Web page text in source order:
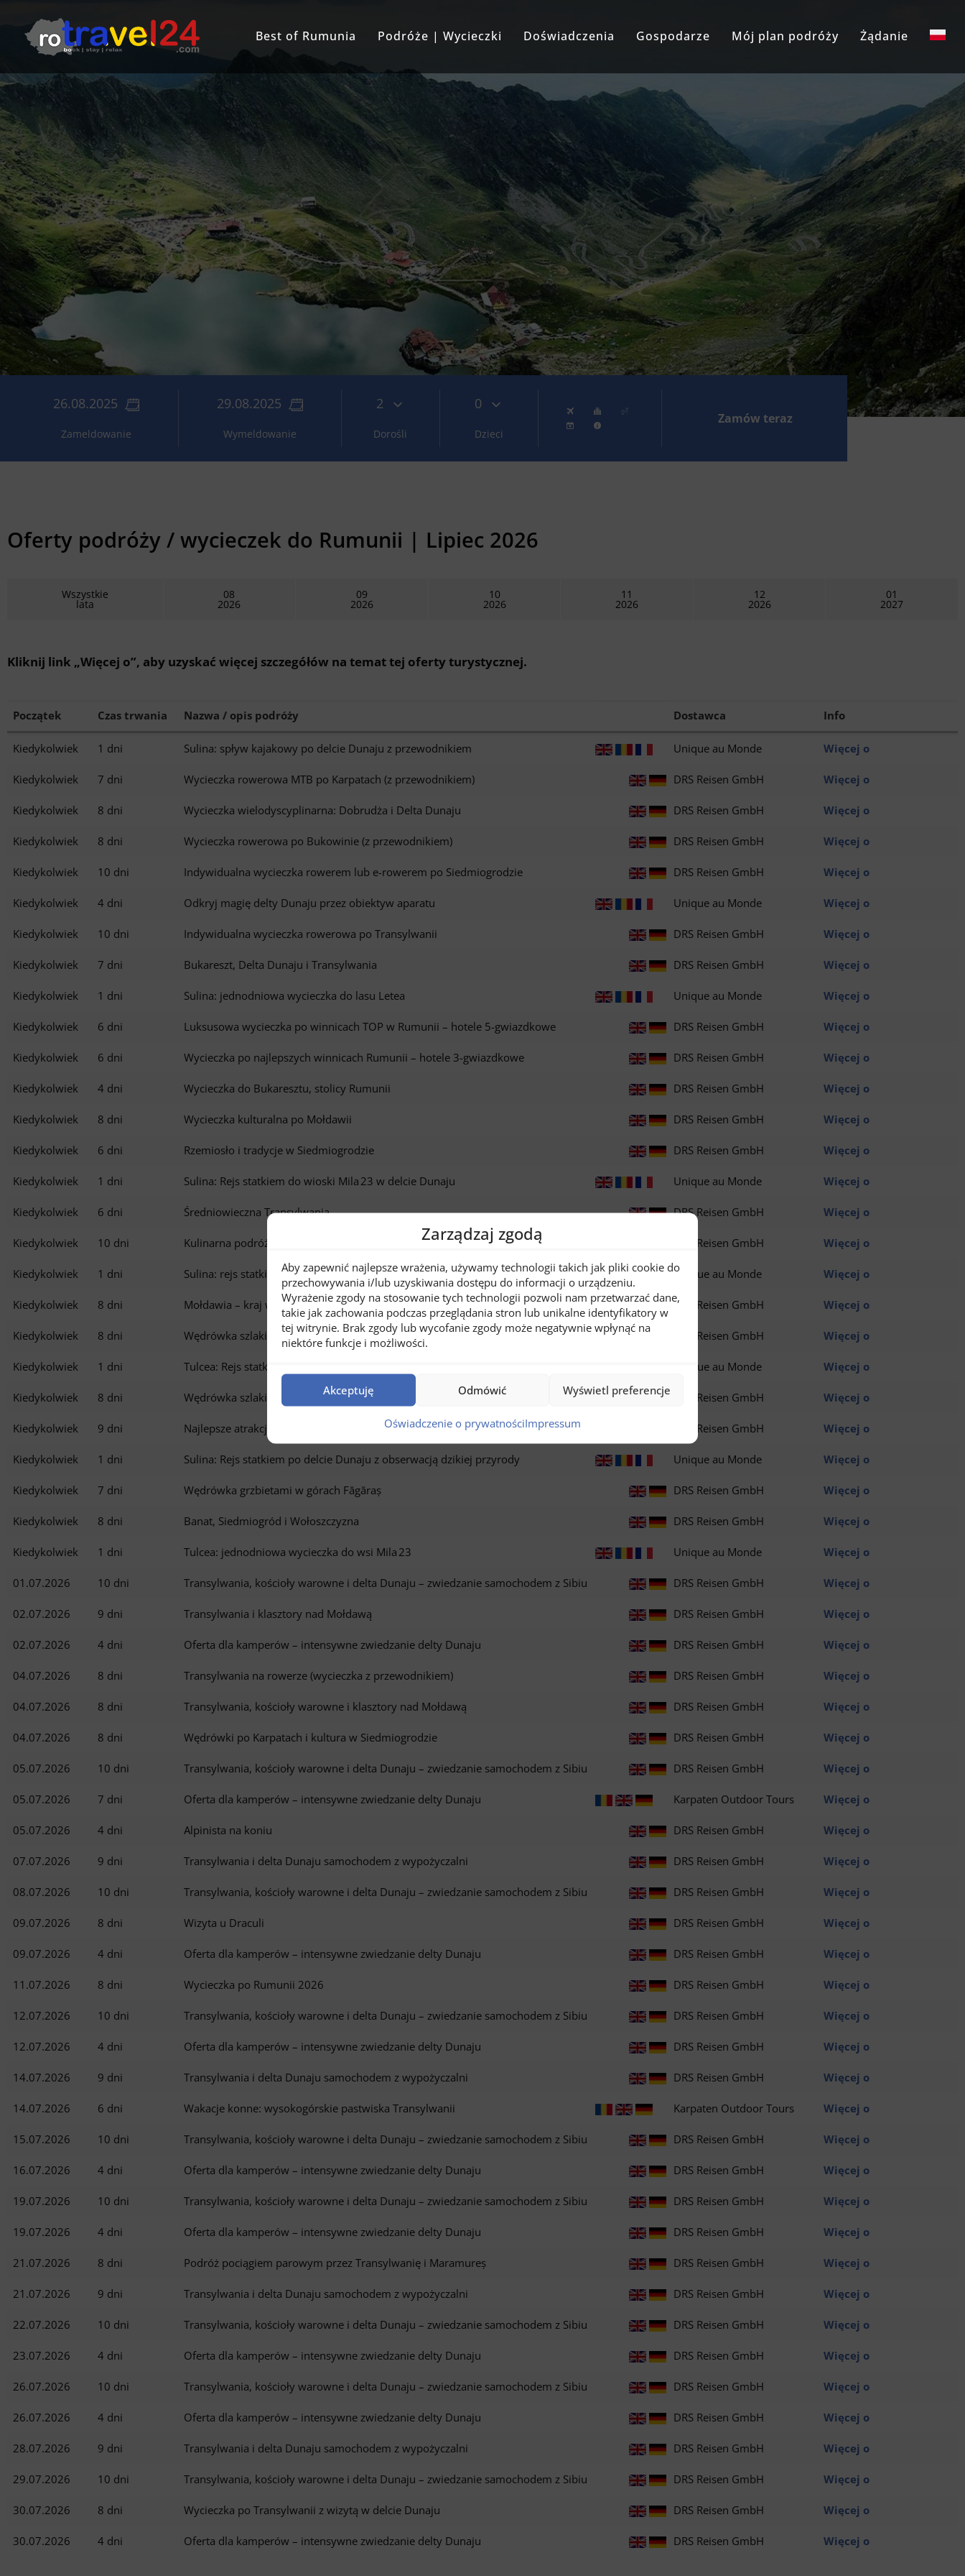
Zarządzaj zgodą
Aby zapewnić najlepsze wrażenia, używamy technologii takich jak pliki cookie do
przechowywania i/lub uzyskiwania dostępu do informacji o urządzeniu.
Wyrażenie zgody na stosowanie tych technologii pozwoli nam przetwarzać dane,
takie jak zachowania podczas przeglądania stron lub unikalne identyfikatory w
tej witrynie. Brak zgody lub wycofanie zgody może negatywnie wpłynąć na
niektóre funkcje i możliwości.
Akceptuję Odmówić Wyświetl preferencje
Oświadczenie o prywatnościImpressum
Best of Rumunia Podróże | Wycieczki Doświadczenia Gospodarze Mój plan podróży Żądanie
26.08.2025
Zameldowanie
29.08.2025
Wymeldowanie
2
Dorośli
0
Dzieci
Zamów teraz
Oferty podróży / wycieczek do Rumunii | Lipiec 2026
Wszystkie
lata
08
2026
09
2026
10
2026
11
2026
12
2026
01
2027
Kliknij link „Więcej o”, aby uzyskać więcej szczegółów na temat tej oferty turystycznej.
Początek Czas trwania Nazwa / opis podróży Dostawca Info
Kiedykolwiek 1 dni Sulina: spływ kajakowy po delcie Dunaju z przewodnikiem Unique au Monde Więcej o
Kiedykolwiek 7 dni Wycieczka rowerowa MTB po Karpatach (z przewodnikiem) DRS Reisen GmbH Więcej o
Kiedykolwiek 8 dni Wycieczka wielodyscyplinarna: Dobrudża i Delta Dunaju DRS Reisen GmbH Więcej o
Kiedykolwiek 8 dni Wycieczka rowerowa po Bukowinie (z przewodnikiem) DRS Reisen GmbH Więcej o
Kiedykolwiek 10 dni Indywidualna wycieczka rowerem lub e-rowerem po Siedmiogrodzie DRS Reisen GmbH Więcej o
Kiedykolwiek 4 dni Odkryj magię delty Dunaju przez obiektyw aparatu Unique au Monde Więcej o
Kiedykolwiek 10 dni Indywidualna wycieczka rowerowa po Transylwanii DRS Reisen GmbH Więcej o
Kiedykolwiek 7 dni Bukareszt, Delta Dunaju i Transylwania DRS Reisen GmbH Więcej o
Kiedykolwiek 1 dni Sulina: jednodniowa wycieczka do lasu Letea Unique au Monde Więcej o
Kiedykolwiek 6 dni Luksusowa wycieczka po winnicach TOP w Rumunii – hotele 5-gwiazdkowe DRS Reisen GmbH Więcej o
Kiedykolwiek 6 dni Wycieczka po najlepszych winnicach Rumunii – hotele 3-gwiazdkowe DRS Reisen GmbH Więcej o
Kiedykolwiek 4 dni Wycieczka do Bukaresztu, stolicy Rumunii DRS Reisen GmbH Więcej o
Kiedykolwiek 8 dni Wycieczka kulturalna po Mołdawii DRS Reisen GmbH Więcej o
Kiedykolwiek 6 dni Rzemiosło i tradycje w Siedmiogrodzie DRS Reisen GmbH Więcej o
Kiedykolwiek 1 dni Sulina: Rejs statkiem do wioski Mila 23 w delcie Dunaju Unique au Monde Więcej o
Kiedykolwiek 6 dni Średniowieczna Transylwania DRS Reisen GmbH Więcej o
Kiedykolwiek 10 dni Kulinarna podróż kulturalna DRS Reisen GmbH Więcej o
Kiedykolwiek 1 dni Sulina: rejs statkiem do ujścia Dunaju do Morza Czarnego Unique au Monde Więcej o
Kiedykolwiek 8 dni Mołdawia – kraj wina DRS Reisen GmbH Więcej o
Kiedykolwiek 8 dni Wędrówka szlakiem Via Transilvanica w regionie TERRA SICULORUM DRS Reisen GmbH Więcej o
Kiedykolwiek 1 dni Tulcea: Rejs statkiem po delcie Dunaju Unique au Monde Więcej o
Kiedykolwiek 8 dni Wędrówka szlakiem Via Transilvanica w regionie TERRA SAXONUM DRS Reisen GmbH Więcej o
Kiedykolwiek 9 dni Najlepsze atrakcje Rumunii DRS Reisen GmbH Więcej o
Kiedykolwiek 1 dni Sulina: Rejs statkiem po delcie Dunaju z obserwacją dzikiej przyrody Unique au Monde Więcej o
Kiedykolwiek 7 dni Wędrówka grzbietami w górach Făgăraș DRS Reisen GmbH Więcej o
Kiedykolwiek 8 dni Banat, Siedmiogród i Wołoszczyzna DRS Reisen GmbH Więcej o
Kiedykolwiek 1 dni Tulcea: jednodniowa wycieczka do wsi Mila 23 Unique au Monde Więcej o
01.07.2026 10 dni Transylwania, kościoły warowne i delta Dunaju – zwiedzanie samochodem z Sibiu DRS Reisen GmbH Więcej o
02.07.2026 9 dni Transylwania i klasztory nad Mołdawą DRS Reisen GmbH Więcej o
02.07.2026 4 dni Oferta dla kamperów – intensywne zwiedzanie delty Dunaju DRS Reisen GmbH Więcej o
04.07.2026 8 dni Transylwania na rowerze (wycieczka z przewodnikiem) DRS Reisen GmbH Więcej o
04.07.2026 8 dni Transylwania, kościoły warowne i klasztory nad Mołdawą DRS Reisen GmbH Więcej o
04.07.2026 8 dni Wędrówki po Karpatach i kultura w Siedmiogrodzie DRS Reisen GmbH Więcej o
05.07.2026 10 dni Transylwania, kościoły warowne i delta Dunaju – zwiedzanie samochodem z Sibiu DRS Reisen GmbH Więcej o
05.07.2026 7 dni Oferta dla kamperów – intensywne zwiedzanie delty Dunaju Karpaten Outdoor Tours Więcej o
05.07.2026 4 dni Alpinista na koniu DRS Reisen GmbH Więcej o
07.07.2026 9 dni Transylwania i delta Dunaju samochodem z wypożyczalni DRS Reisen GmbH Więcej o
08.07.2026 10 dni Transylwania, kościoły warowne i delta Dunaju – zwiedzanie samochodem z Sibiu DRS Reisen GmbH Więcej o
09.07.2026 8 dni Wizyta u Draculi DRS Reisen GmbH Więcej o
09.07.2026 4 dni Oferta dla kamperów – intensywne zwiedzanie delty Dunaju DRS Reisen GmbH Więcej o
11.07.2026 8 dni Wycieczka po Rumunii 2026 DRS Reisen GmbH Więcej o
12.07.2026 10 dni Transylwania, kościoły warowne i delta Dunaju – zwiedzanie samochodem z Sibiu DRS Reisen GmbH Więcej o
12.07.2026 4 dni Oferta dla kamperów – intensywne zwiedzanie delty Dunaju DRS Reisen GmbH Więcej o
14.07.2026 9 dni Transylwania i delta Dunaju samochodem z wypożyczalni DRS Reisen GmbH Więcej o
14.07.2026 6 dni Wakacje konne: wysokogórskie pastwiska Transylwanii Karpaten Outdoor Tours Więcej o
15.07.2026 10 dni Transylwania, kościoły warowne i delta Dunaju – zwiedzanie samochodem z Sibiu DRS Reisen GmbH Więcej o
16.07.2026 4 dni Oferta dla kamperów – intensywne zwiedzanie delty Dunaju DRS Reisen GmbH Więcej o
19.07.2026 10 dni Transylwania, kościoły warowne i delta Dunaju – zwiedzanie samochodem z Sibiu DRS Reisen GmbH Więcej o
19.07.2026 4 dni Oferta dla kamperów – intensywne zwiedzanie delty Dunaju DRS Reisen GmbH Więcej o
21.07.2026 8 dni Podróż pociągiem parowym przez Transylwanię i Maramureș DRS Reisen GmbH Więcej o
21.07.2026 9 dni Transylwania i delta Dunaju samochodem z wypożyczalni DRS Reisen GmbH Więcej o
22.07.2026 10 dni Transylwania, kościoły warowne i delta Dunaju – zwiedzanie samochodem z Sibiu DRS Reisen GmbH Więcej o
23.07.2026 4 dni Oferta dla kamperów – intensywne zwiedzanie delty Dunaju DRS Reisen GmbH Więcej o
26.07.2026 10 dni Transylwania, kościoły warowne i delta Dunaju – zwiedzanie samochodem z Sibiu DRS Reisen GmbH Więcej o
26.07.2026 4 dni Oferta dla kamperów – intensywne zwiedzanie delty Dunaju DRS Reisen GmbH Więcej o
28.07.2026 9 dni Transylwania i delta Dunaju samochodem z wypożyczalni DRS Reisen GmbH Więcej o
29.07.2026 10 dni Transylwania, kościoły warowne i delta Dunaju – zwiedzanie samochodem z Sibiu DRS Reisen GmbH Więcej o
30.07.2026 8 dni Wycieczka po Transylwanii z wizytą w delcie Dunaju DRS Reisen GmbH Więcej o
30.07.2026 4 dni Oferta dla kamperów – intensywne zwiedzanie delty Dunaju DRS Reisen GmbH Więcej o